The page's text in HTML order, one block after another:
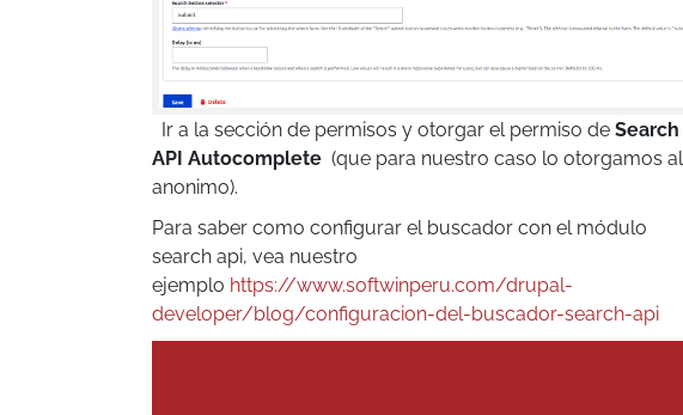
Ir a la sección de permisos y otorgar el permiso de Search
API Autocomplete (que para nuestro caso lo otorgamos al
anonimo).
Para saber como configurar el buscador con el módulo
search api, vea nuestro
ejemplo https://www.softwinperu.com/drupal-
developer/blog/configuracion-del-buscador-search-api